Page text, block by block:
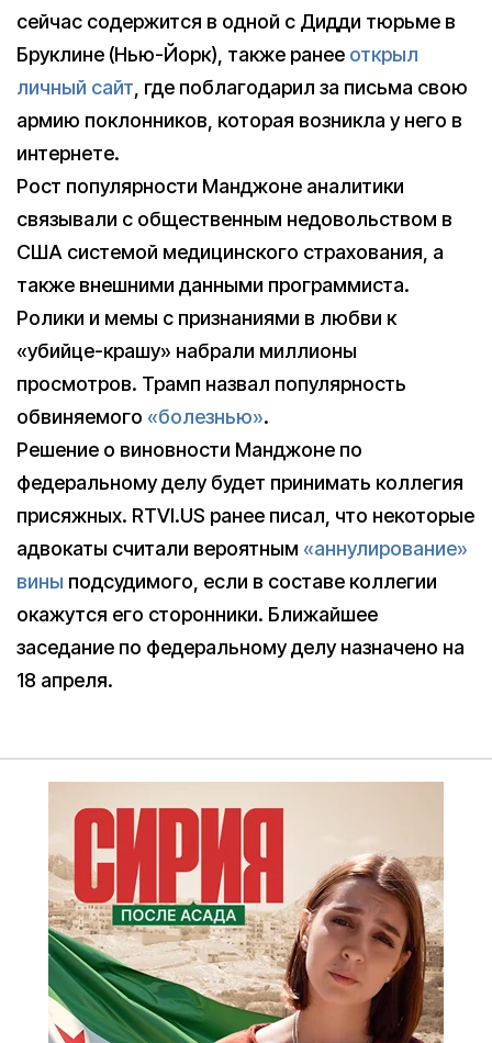
сейчас содержится в одной с Дидди тюрьме в
Бруклине (Нью-Йорк), также ранее открыл
личный сайт, где поблагодарил за письма свою
армию поклонников, которая возникла у него в
интернете.
Рост популярности Манджоне аналитики
связывали с общественным недовольством в
США системой медицинского страхования, а
также внешними данными программиста.
Ролики и мемы с признаниями в любви к
«убийце-крашу» набрали миллионы
просмотров. Трамп назвал популярность
обвиняемого «болезнью».
Решение о виновности Манджоне по
федеральному делу будет принимать коллегия
присяжных. RTVI.US ранее писал, что некоторые
адвокаты считали вероятным «аннулирование»
вины подсудимого, если в составе коллегии
окажутся его сторонники. Ближайшее
заседание по федеральному делу назначено на
18 апреля.